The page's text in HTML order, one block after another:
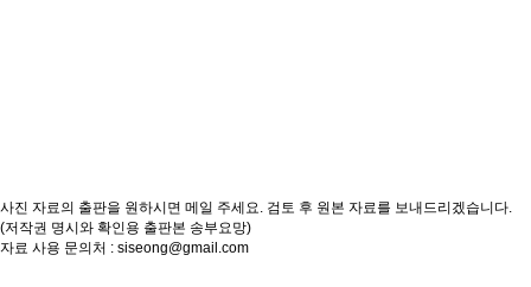
사진 자료의 출판을 원하시면 메일 주세요. 검토 후 원본 자료를 보내드리겠습니다.
(저작권 명시와 확인용 출판본 송부요망)
자료 사용 문의처 : siseong@gmail.com